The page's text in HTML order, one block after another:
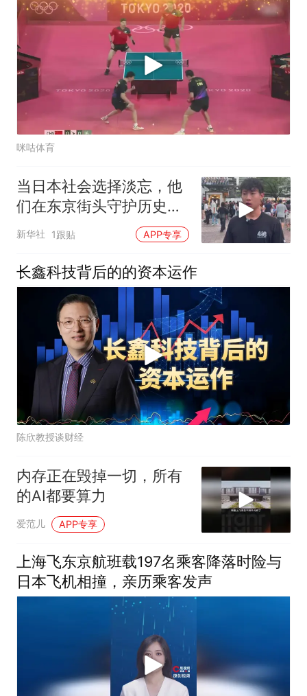
咪咕体育
当日本社会选择淡忘，他
们在东京街头守护历史记
忆
新华社 1跟贴 APP专享
长鑫科技背后的的资本运作
陈欣教授谈财经
内存正在毁掉一切，所有
的AI都要算力
爱范儿 APP专享
上海飞东京航班载197名乘客降落时险与
日本飞机相撞，亲历乘客发声